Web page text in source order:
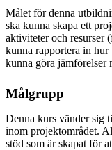
Målet för denna
ska kunna skapa ett
aktiviteter och resurser
kunna rapportera in
kunna göra jämförelser
Målgrupp
Denna kurs vänder sig
inom projektområdet.
stöd som är skapat för